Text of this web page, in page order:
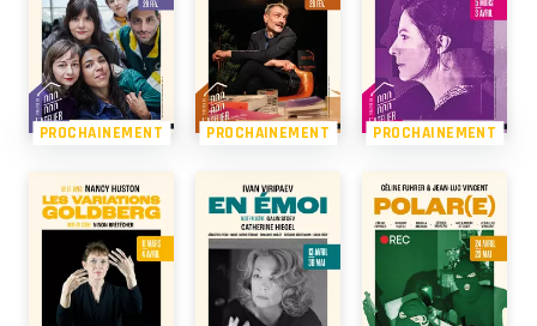
PROCHAINEMENT PROCHAINEMENT PROCHAINEMENT